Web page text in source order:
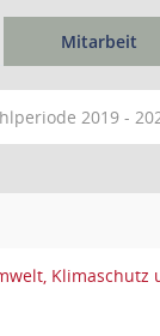
Mitarbeit
2019 -
Klimaschutz